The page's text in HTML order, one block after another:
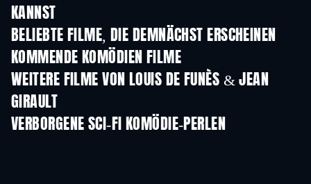
KANNST
BELIEBTE FILME, DIE DEMNÄCHST ERSCHEINEN
KOMMENDE KOMÖDIEN FILME
WEITERE FILME VON LOUIS DE FUNÈS & JEAN
GIRAULT
VERBORGENE SCI-FI KOMÖDIE-PERLEN
Serie